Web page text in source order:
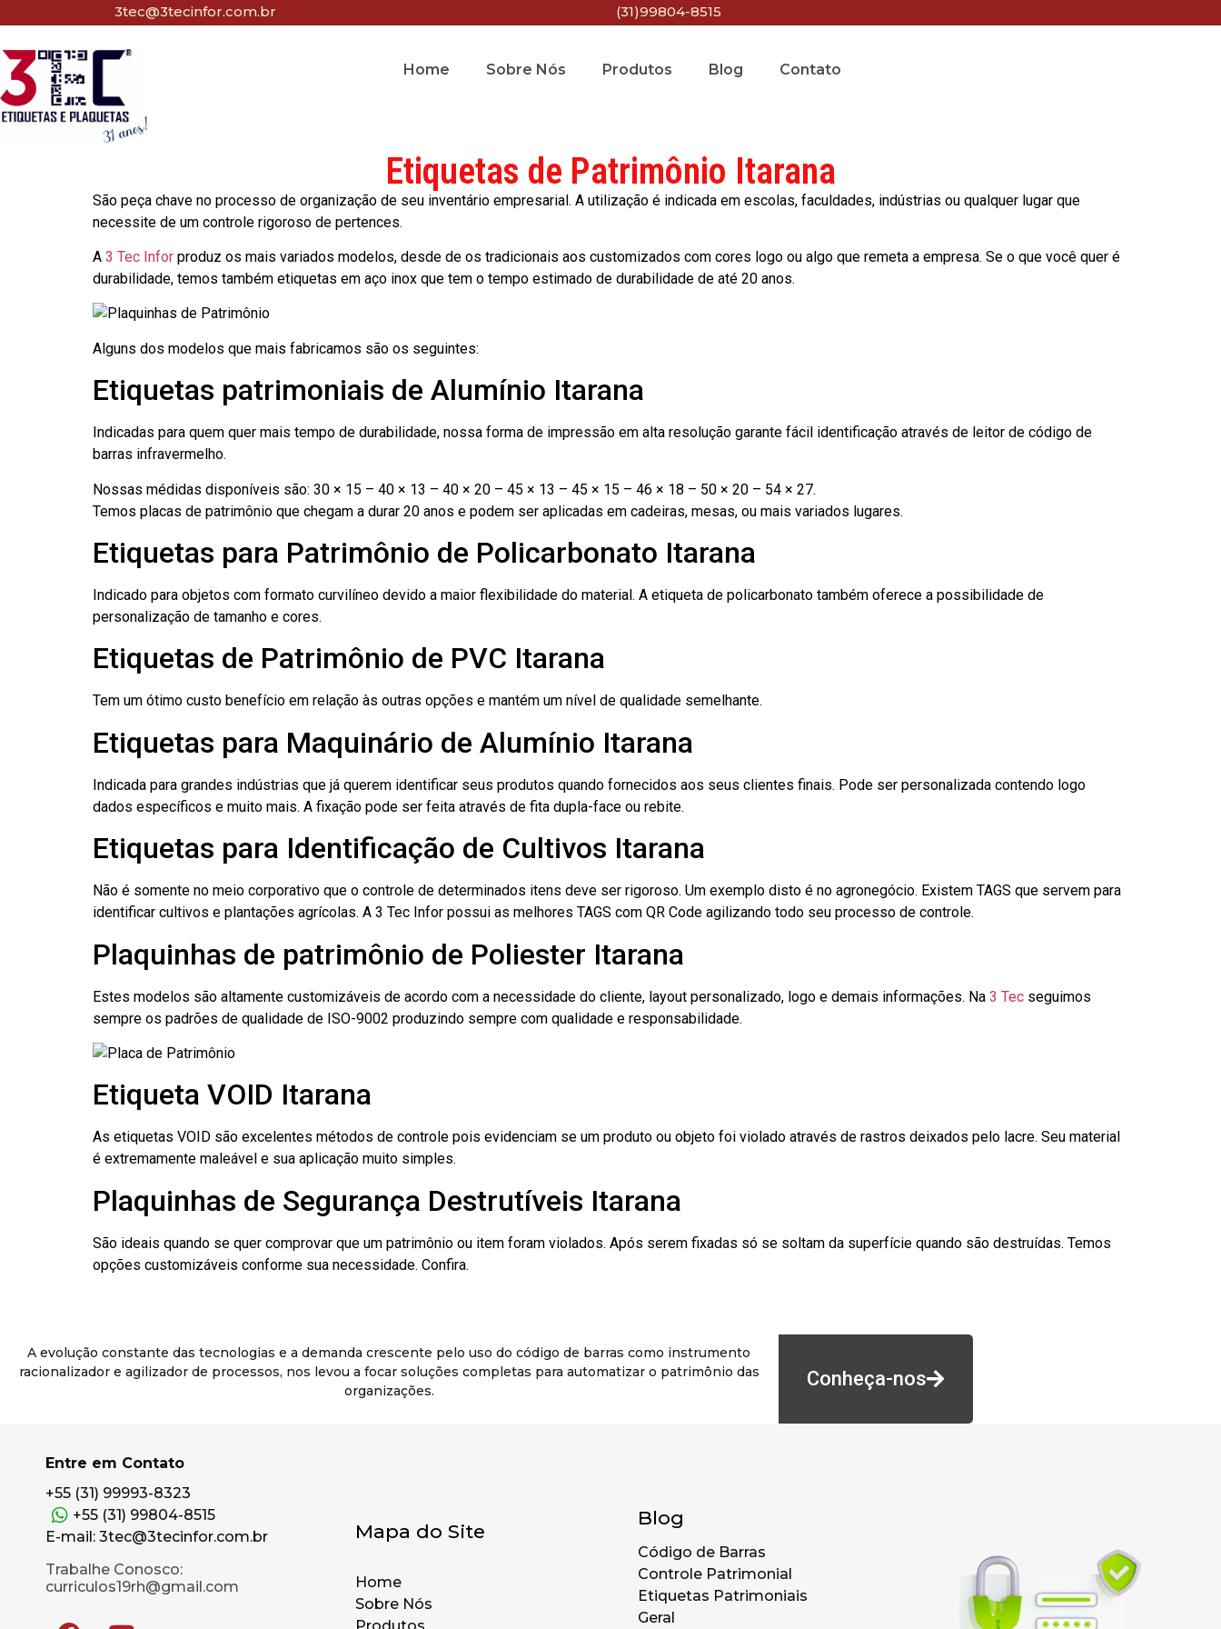
3tec@3tecinfor.com.br (31)99804-8515
Home Sobre Nós Produtos Blog Contato
Etiquetas de Patrimônio Itarana
São peça chave no processo de organização de seu inventário empresarial. A utilização é indicada em escolas, faculdades, indústrias ou qualquer lugar que
necessite de um controle rigoroso de pertences.
A 3 Tec Infor produz os mais variados modelos, desde de os tradicionais aos customizados com cores logo ou algo que remeta a empresa. Se o que você quer é
durabilidade, temos também etiquetas em aço inox que tem o tempo estimado de durabilidade de até 20 anos.
Alguns dos modelos que mais fabricamos são os seguintes:
Etiquetas patrimoniais de Alumínio Itarana
Indicadas para quem quer mais tempo de durabilidade, nossa forma de impressão em alta resolução garante fácil identificação através de leitor de código de
barras infravermelho.
Nossas médidas disponíveis são: 30 × 15 – 40 × 13 – 40 × 20 – 45 × 13 – 45 × 15 – 46 × 18 – 50 × 20 – 54 × 27.
Temos placas de patrimônio que chegam a durar 20 anos e podem ser aplicadas em cadeiras, mesas, ou mais variados lugares.
Etiquetas para Patrimônio de Policarbonato Itarana
Indicado para objetos com formato curvilíneo devido a maior flexibilidade do material. A etiqueta de policarbonato também oferece a possibilidade de
personalização de tamanho e cores.
Etiquetas de Patrimônio de PVC Itarana
Tem um ótimo custo benefício em relação às outras opções e mantém um nível de qualidade semelhante.
Etiquetas para Maquinário de Alumínio Itarana
Indicada para grandes indústrias que já querem identificar seus produtos quando fornecidos aos seus clientes finais. Pode ser personalizada contendo logo
dados específicos e muito mais. A fixação pode ser feita através de fita dupla-face ou rebite.
Etiquetas para Identificação de Cultivos Itarana
Não é somente no meio corporativo que o controle de determinados itens deve ser rigoroso. Um exemplo disto é no agronegócio. Existem TAGS que servem para
identificar cultivos e plantações agrícolas. A 3 Tec Infor possui as melhores TAGS com QR Code agilizando todo seu processo de controle.
Plaquinhas de patrimônio de Poliester Itarana
Estes modelos são altamente customizáveis de acordo com a necessidade do cliente, layout personalizado, logo e demais informações. Na 3 Tec seguimos
sempre os padrões de qualidade de ISO-9002 produzindo sempre com qualidade e responsabilidade.
Etiqueta VOID Itarana
As etiquetas VOID são excelentes métodos de controle pois evidenciam se um produto ou objeto foi violado através de rastros deixados pelo lacre. Seu material
é extremamente maleável e sua aplicação muito simples.
Plaquinhas de Segurança Destrutíveis Itarana
São ideais quando se quer comprovar que um patrimônio ou item foram violados. Após serem fixadas só se soltam da superfície quando são destruídas. Temos
opções customizáveis conforme sua necessidade. Confira.
A evolução constante das tecnologias e a demanda crescente pelo uso do código de barras como instrumento
racionalizador e agilizador de processos, nos levou a focar soluções completas para automatizar o patrimônio das
organizações.
Conheça-nos
Entre em Contato
+55 (31) 99993-8323
+55 (31) 99804-8515
E-mail: 3tec@3tecinfor.com.br
Trabalhe Conosco:
curriculos19rh@gmail.com
Mapa do Site
Home
Sobre Nós
Blog
Código de Barras
Controle Patrimonial
Etiquetas Patrimoniais
Geral